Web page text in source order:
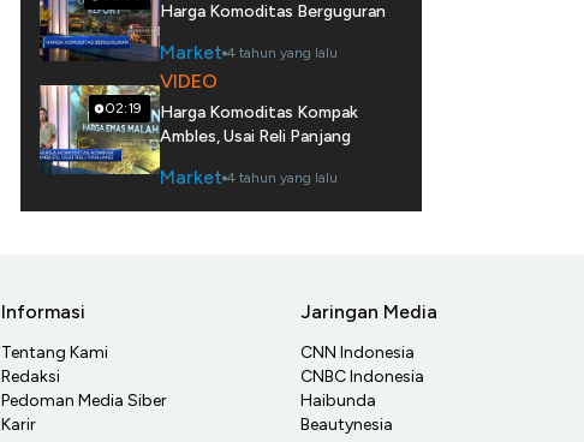
Harga Komoditas Berguguran
Market 4 tahun yang lalu
02:19
VIDEO
Harga Komoditas Kompak
Ambles, Usai Reli Panjang
Market 4 tahun yang lalu
Informasi
Tentang Kami
Redaksi
Pedoman Media Siber
Karir
Jaringan Media
CNN Indonesia
CNBC Indonesia
Haibunda
Beautynesia